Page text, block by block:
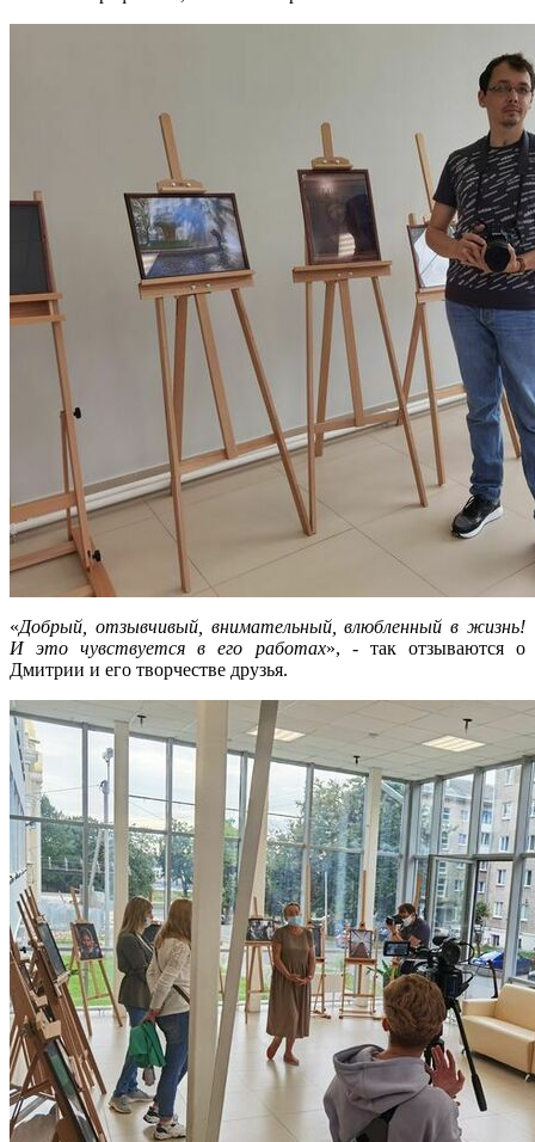
«Добрый, отзывчивый, внимательный, влюбленный в жизнь!
И это чувствуется в его работах», - так отзываются о
Дмитрии и его творчестве друзья.